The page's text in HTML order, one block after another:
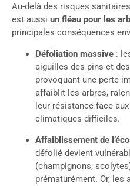
Au-delà des risques
est aussi un fléau pour les
principales conséquences
Défoliation massive :
aiguilles des pins et
provoquant une perte
affaiblit les arbres,
leur résistance face
climatiques difficiles.
Affaiblissement de
défolié devient
(champignons,
prématurément. Or, les